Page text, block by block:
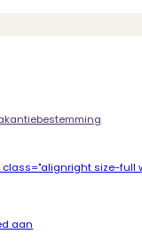
class="alignright size-
aan